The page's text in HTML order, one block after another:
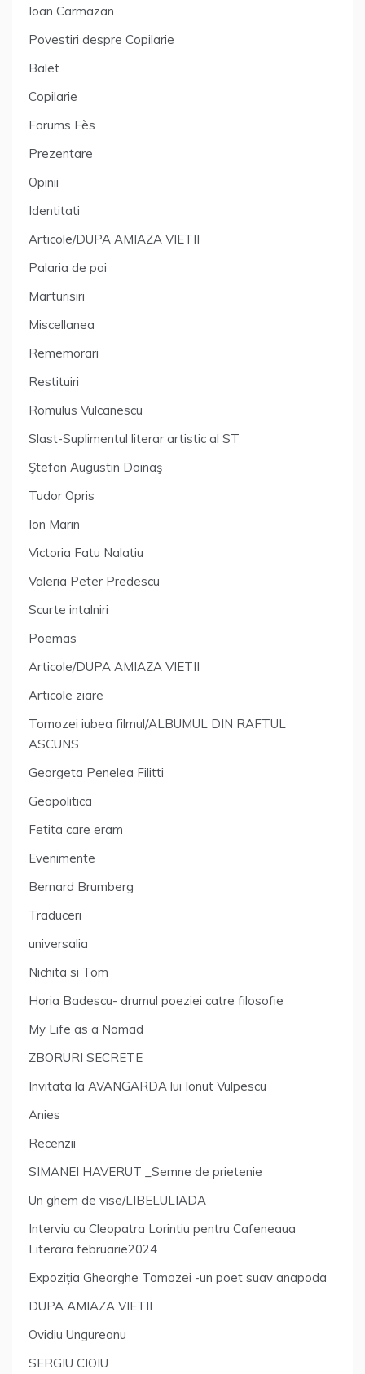
Ioan Carmazan
Povestiri despre Copilarie
Balet
Copilarie
Forums Fès
Prezentare
Opinii
Identitati
Articole/DUPA AMIAZA VIETII
Palaria de pai
Marturisiri
Miscellanea
Rememorari
Restituiri
Romulus Vulcanescu
Slast-Suplimentul literar artistic al ST
Ştefan Augustin Doinaş
Tudor Opris
Ion Marin
Victoria Fatu Nalatiu
Valeria Peter Predescu
Scurte intalniri
Poemas
Articole/DUPA AMIAZA VIETII
Articole ziare
Tomozei iubea filmul/ALBUMUL DIN RAFTUL
ASCUNS
Georgeta Penelea Filitti
Geopolitica
Fetita care eram
Evenimente
Bernard Brumberg
Traduceri
universalia
Nichita si Tom
Horia Badescu- drumul poeziei catre filosofie
My Life as a Nomad
ZBORURI SECRETE
Invitata la AVANGARDA lui Ionut Vulpescu
Anies
Recenzii
SIMANEI HAVERUT _Semne de prietenie
Un ghem de vise/LIBELULIADA
Interviu cu Cleopatra Lorintiu pentru Cafeneaua
Literara februarie2024
Expoziția Gheorghe Tomozei -un poet suav anapoda
DUPA AMIAZA VIETII
Ovidiu Ungureanu
SERGIU CIOIU